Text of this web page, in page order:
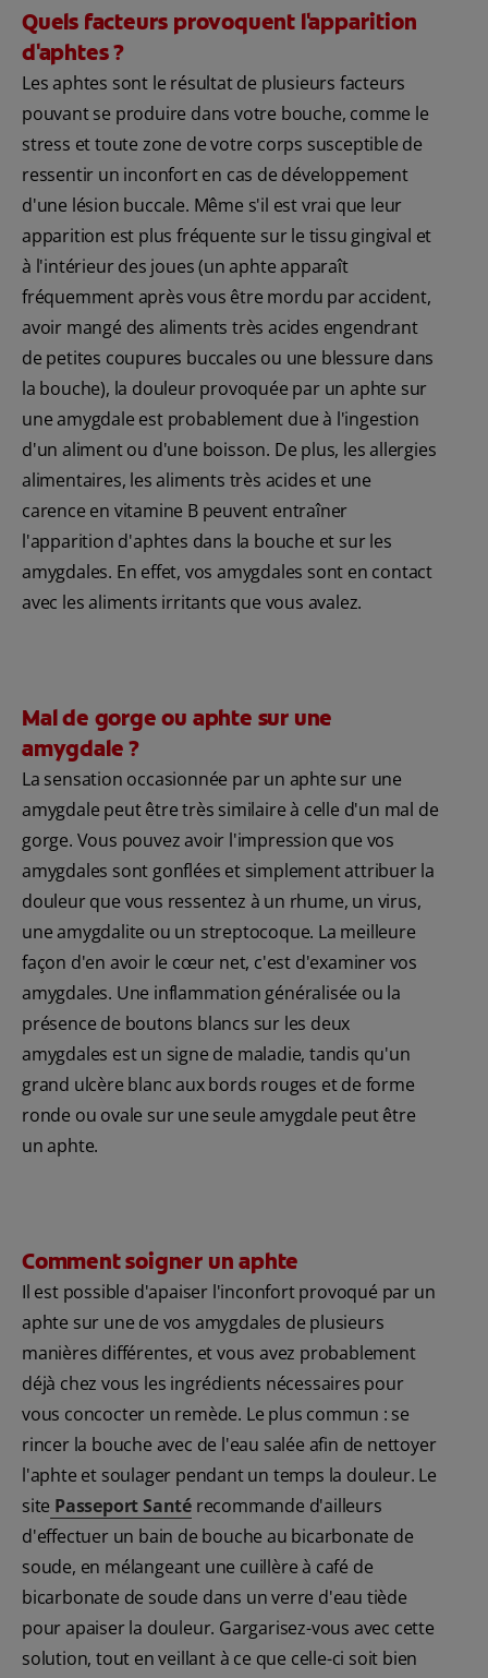
Quels facteurs provoquent l'apparition
d'aphtes ?
Les aphtes sont le résultat de plusieurs facteurs
pouvant se produire dans votre bouche, comme le
stress et toute zone de votre corps susceptible de
ressentir un inconfort en cas de développement
d'une lésion buccale. Même s'il est vrai que leur
apparition est plus fréquente sur le tissu gingival et
à l'intérieur des joues (un aphte apparaît
fréquemment après vous être mordu par accident,
avoir mangé des aliments très acides engendrant
de petites coupures buccales ou une blessure dans
la bouche), la douleur provoquée par un aphte sur
une amygdale est probablement due à l'ingestion
d'un aliment ou d'une boisson. De plus, les allergies
alimentaires, les aliments très acides et une
carence en vitamine B peuvent entraîner
l'apparition d'aphtes dans la bouche et sur les
amygdales. En effet, vos amygdales sont en contact
avec les aliments irritants que vous avalez.
Mal de gorge ou aphte sur une
amygdale ?
La sensation occasionnée par un aphte sur une
amygdale peut être très similaire à celle d'un mal de
gorge. Vous pouvez avoir l'impression que vos
amygdales sont gonflées et simplement attribuer la
douleur que vous ressentez à un rhume, un virus,
une amygdalite ou un streptocoque. La meilleure
façon d'en avoir le cœur net, c'est d'examiner vos
amygdales. Une inflammation généralisée ou la
présence de boutons blancs sur les deux
amygdales est un signe de maladie, tandis qu'un
grand ulcère blanc aux bords rouges et de forme
ronde ou ovale sur une seule amygdale peut être
un aphte.
Comment soigner un aphte
Il est possible d'apaiser l'inconfort provoqué par un
aphte sur une de vos amygdales de plusieurs
manières différentes, et vous avez probablement
déjà chez vous les ingrédients nécessaires pour
vous concocter un remède. Le plus commun : se
rincer la bouche avec de l'eau salée afin de nettoyer
l'aphte et soulager pendant un temps la douleur. Le
site Passeport Santé recommande d'ailleurs
d'effectuer un bain de bouche au bicarbonate de
soude, en mélangeant une cuillère à café de
bicarbonate de soude dans un verre d'eau tiède
pour apaiser la douleur. Gargarisez-vous avec cette
solution, tout en veillant à ce que celle-ci soit bien